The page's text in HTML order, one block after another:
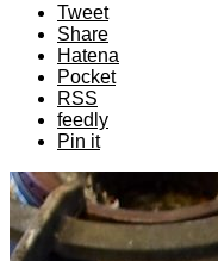
Tweet
Share
Hatena
Pocket
RSS
feedly
Pin it